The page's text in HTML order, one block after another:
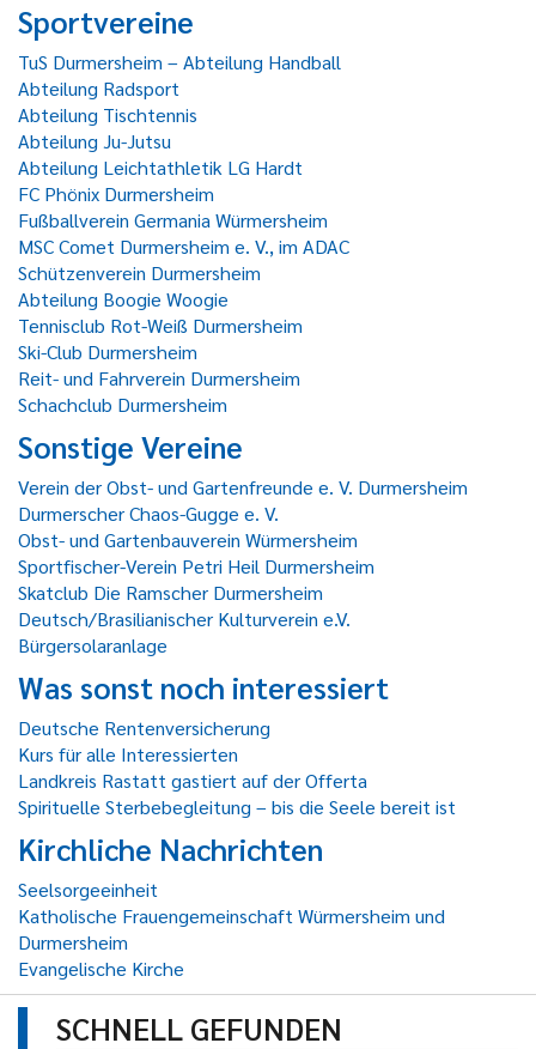
Sportvereine
TuS Durmersheim – Abteilung Handball
Abteilung Radsport
Abteilung Tischtennis
Abteilung Ju-Jutsu
Abteilung Leichtathletik LG Hardt
FC Phönix Durmersheim
Fußballverein Germania Würmersheim
MSC Comet Durmersheim e. V., im ADAC
Schützenverein Durmersheim
Abteilung Boogie Woogie
Tennisclub Rot-Weiß Durmersheim
Ski-Club Durmersheim
Reit- und Fahrverein Durmersheim
Schachclub Durmersheim
Sonstige Vereine
Verein der Obst- und Gartenfreunde e. V. Durmersheim
Durmerscher Chaos-Gugge e. V.
Obst- und Gartenbauverein Würmersheim
Sportfischer-Verein Petri Heil Durmersheim
Skatclub Die Ramscher Durmersheim
Deutsch/Brasilianischer Kulturverein e.V.
Bürgersolaranlage
Was sonst noch interessiert
Deutsche Rentenversicherung
Kurs für alle Interessierten
Landkreis Rastatt gastiert auf der Offerta
Spirituelle Sterbebegleitung – bis die Seele bereit ist
Kirchliche Nachrichten
Seelsorgeeinheit
Katholische Frauengemeinschaft Würmersheim und
Durmersheim
Evangelische Kirche
SCHNELL GEFUNDEN